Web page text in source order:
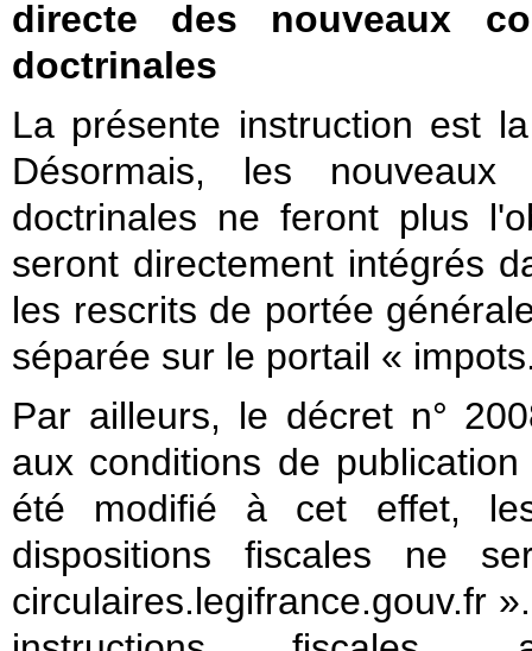
directe des nouveaux
doctrinales
La présente instruction est
Désormais, les
doctrinales ne feront plus
seront directement intégrés
les rescrits de portée
séparée sur le portail «
Par ailleurs, le décret n°
aux conditions de
été modifié à cet effet, les
dispositions fiscales ne
circulaires.legifrance.gouv.fr